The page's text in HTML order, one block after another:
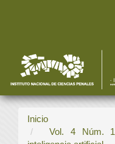
Barra
lateral
Inicio
Vol. 4 Núm.